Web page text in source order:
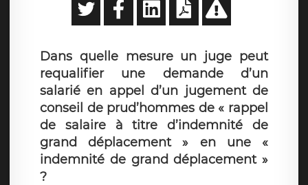
Dans quelle mesure un juge peut
requalifier une demande d’un
salarié en appel d’un jugement de
conseil de prud’hommes de « rappel
de salaire à titre d’indemnité de
grand déplacement » en une «
indemnité de grand déplacement »
?